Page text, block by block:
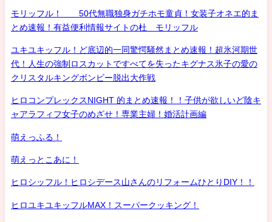
モリッフル！ 50代無職独身ガチホモ童貞！女装子オネエ的ま
とめ速報！有益便利情報サイトの杜 モリッフル
ユキユキッフル！ど底辺的一同驚愕騒然まとめ速報！超氷河期世
代！人生の強制ロスカットですべてを失ったキグナス氷子の愛の
クリスタルキングボンビー脱出大作戦
ヒロコンプレックスNIGHT 的まとめ速報！！子供が欲しいど陰キ
ャアラフィフ女子のめざせ！専業主婦！婚活計画編
萌えっふる！
萌えっとこあに！
ヒロシッフル！ヒロシデース山さんのリフォームひとりDIY！！
ヒロユキユキッフルMAX！スーパークッキング！